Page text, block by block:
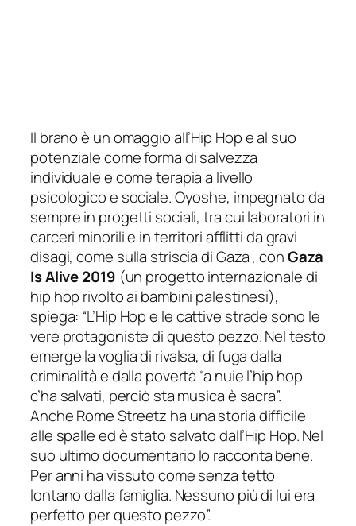
Il brano è un omaggio all’Hip Hop e al suo
potenziale come forma di salvezza
individuale e come terapia a livello
psicologico e sociale. Oyoshe, impegnato da
sempre in progetti sociali, tra cui laboratori in
carceri minorili e in territori afflitti da gravi
disagi, come sulla striscia di Gaza , conGaza
Is Alive 2019 (un progetto internazionale di
hip hop rivolto ai bambini palestinesi),
spiega: “L’Hip Hop e le cattive strade sono le
vere protagoniste di questo pezzo. Nel testo
emerge la voglia di rivalsa, di fuga dalla
criminalità e dalla povertà “a nuie l’hip hop
c’ha salvati, perciò sta musica è sacra”.
Anche Rome Streetz ha una storia difficile
alle spalle ed è stato salvato dall’Hip Hop. Nel
suo ultimo documentario lo racconta bene.
Per anni ha vissuto come senza tetto
lontano dalla famiglia. Nessuno più di lui era
perfetto per questo pezzo”.